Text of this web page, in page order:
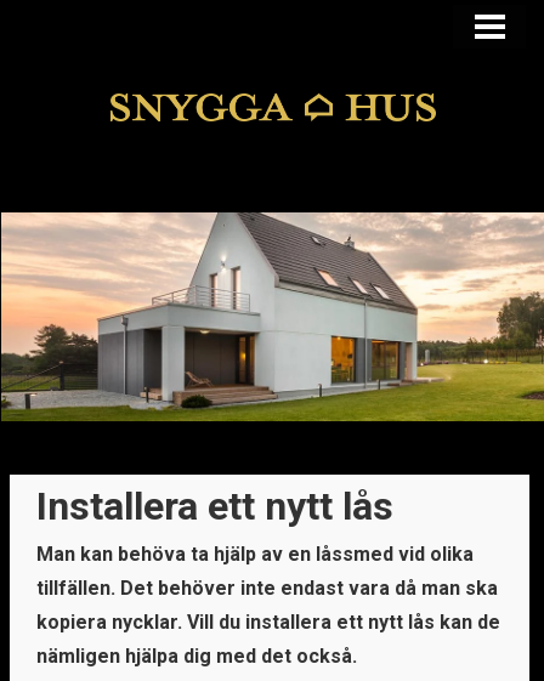
BLOGG
Installera ett nytt lås
Man kan behöva ta hjälp av en låssmed vid olika
tillfällen. Det behöver inte endast vara då man ska
kopiera nycklar. Vill du installera ett nytt lås kan de
nämligen hjälpa dig med det också.